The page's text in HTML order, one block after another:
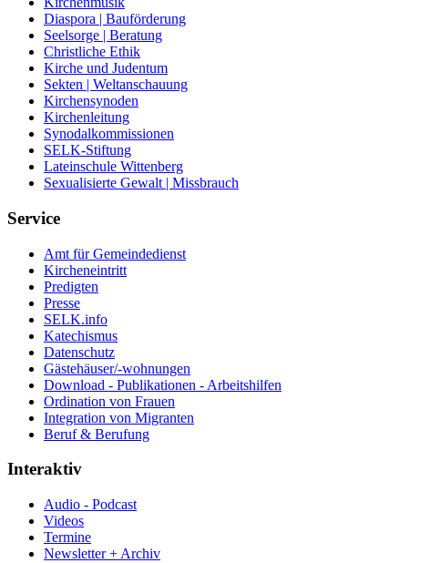
Diaspora | Bauförderung
Seelsorge | Beratung
Christliche Ethik
Kirche und Judentum
Sekten | Weltanschauung
Kirchensynoden
Kirchenleitung
Synodalkommissionen
SELK-Stiftung
Lateinschule Wittenberg
Sexualisierte Gewalt | Missbrauch
Service
Amt für Gemeindedienst
Kircheneintritt
Predigten
Presse
SELK.info
Katechismus
Datenschutz
Gästehäuser/-wohnungen
Download - Publikationen - Arbeitshilfen
Ordination von Frauen
Integration von Migranten
Beruf & Berufung
Interaktiv
Audio - Podcast
Videos
Termine
Newsletter + Archiv